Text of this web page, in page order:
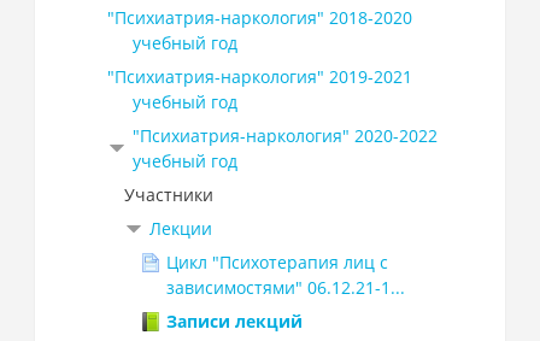
"Психиатрия-наркология" 2018-2020
учебный год
"Психиатрия-наркология" 2019-2021
учебный год
"Психиатрия-наркология" 2020-2022
учебный год
Участники
Лекции
Цикл "Психотерапия лиц с
зависимостями" 06.12.21-1...
Записи лекций